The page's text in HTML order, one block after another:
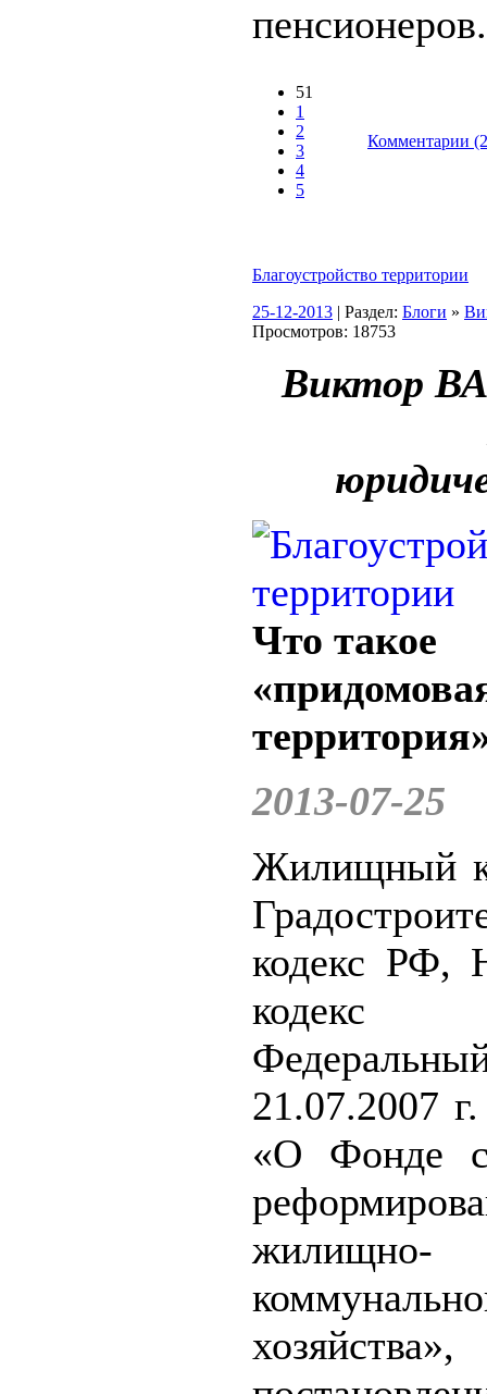
51
1
2
3
4
5
Комментарии
Благоустройство территории
25-12-2013 | Раздел: Блоги »
Просмотров: 18753
Виктор
Что такое
2013-07-25
Жилищный
кодекс РФ,
21.07.2007
«О Фонде
жилищно-
хозяйства»,